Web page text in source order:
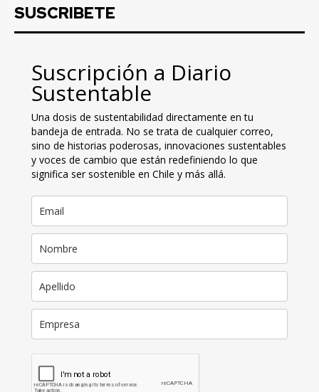
SUSCRIBETE
Suscripción a Diario
Sustentable
Una dosis de sustentabilidad directamente en tu
bandeja de entrada. No se trata de cualquier correo,
sino de historias poderosas, innovaciones sustentables
y voces de cambio que están redefiniendo lo que
significa ser sostenible en Chile y más allá.